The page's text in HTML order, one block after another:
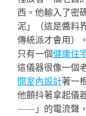
西。他輸入了密
泥」（這是醬料
傳統派才會用）
只有一個健康住
這儀器很像一個
間室內設計著一
他顫抖著拿起儀
——」的電流聲